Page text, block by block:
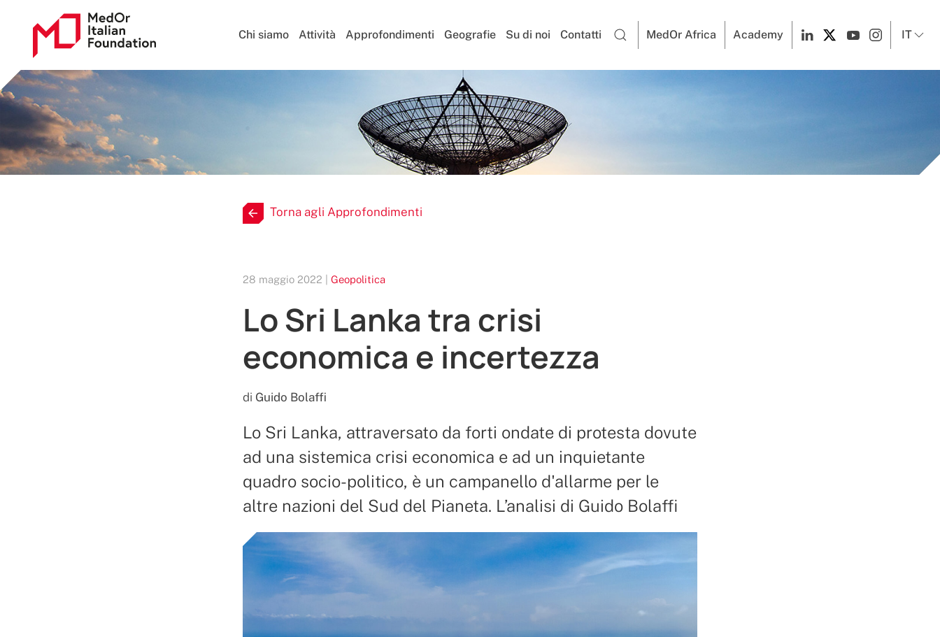
Chi siamo Attività Approfondimenti Geografie Su di noi Contatti MedOr Africa Academy IT
Torna agli Approfondimenti
28 maggio 2022 | Geopolitica
Lo Sri Lanka tra crisi
economica e incertezza
di Guido Bolaffi
Lo Sri Lanka, attraversato da forti ondate di protesta dovute
ad una sistemica crisi economica e ad un inquietante
quadro socio-politico , è un campanello d'allarme per le
altre nazioni del Sud del Pianeta. L’analisi di Guido Bolaffi